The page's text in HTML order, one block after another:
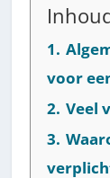
1.
voor
2. Veel
3.